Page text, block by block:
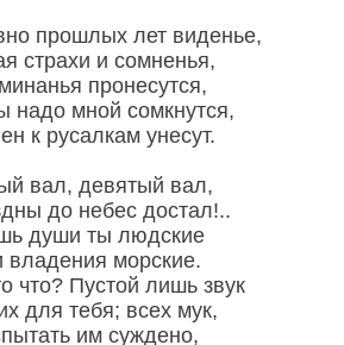
прошлых лет виденье,
страхи и сомненья,
пронесутся,
надо мной сомкнутся,
к русалкам унесут.
вал, девятый вал,
до небес достал!..
души ты людские
владения морские.
что? Пустой лишь звук
для тебя; всех мук,
им суждено,